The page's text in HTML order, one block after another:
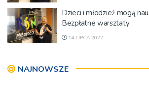
Dzieci i młodzież mogą
Bezpłatne warsztaty
14 LIPCA 2022
NAJNOWSZE